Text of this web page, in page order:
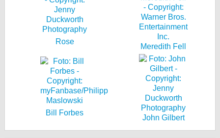
Rose
Meredith Fell
Bill Forbes
John Gilbert